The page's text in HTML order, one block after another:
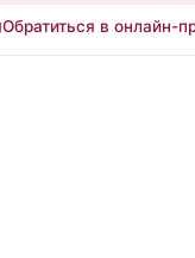
Обратиться в онлайн-